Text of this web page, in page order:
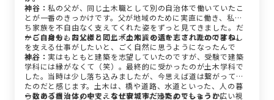
神谷：私の父が、同じ土木職として別の自治体で働いていたこ
とが一番のきっかけです。父が地域のために実直に働き、私た
ち家族を不自由なく支えてくれた姿をずっと見てきました。だ
から、自分も同じように土木の知識を活かして、誰かの暮らし
を支える仕事がしたいと、ごく自然に思うようになったんで
す。
ーご自身も、お父様と同じ「土木」の道を志されたのですね。
神谷： 実はもともと建築を志望していたのですが、受験で建築
学科には縁がなくて（笑）。最終的に受かったのが土木学科で
した。当時は少し落ち込みましたが、今思えば道は繋がってい
たのだと感じます。土木は、橋や道路、水道といった、人の暮
らしの「根っこ」を支える仕事です。建築よりももっと広い視
ー数ある自治体の中で、なぜ安城市だったのでしょうか。